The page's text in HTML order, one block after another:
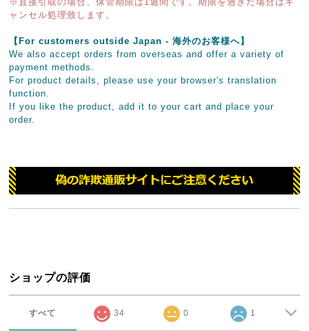
ャンセル処理致します。
【For customers outside Japan - 海外のお客様へ】
We also accept orders from overseas and offer a variety of
payment methods.
For product details, please use your browser's translation
function.
If you like the product, add it to your cart and place your
order.
ショップの評価
すべて 34 0 1